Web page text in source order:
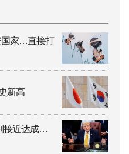
国家…直接打
新高
接近达成…